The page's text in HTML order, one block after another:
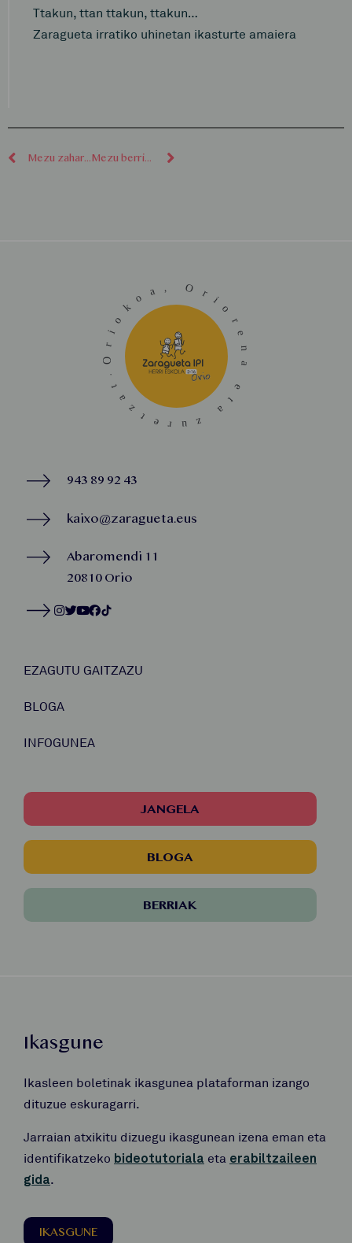
Ttakun, ttan ttakun, ttakun…
Zaragueta irratiko uhinetan ikasturte amaiera
Mezu zaharragoak Mezu berriagoak
943 89 92 43
kaixo@zaragueta.eus
Abaromendi 11
20810 Orio
EZAGUTU GAITZAZU
BLOGA
INFOGUNEA
JANGELA
BLOGA
BERRIAK
Ikasgune
Ikasleen boletinak ikasgunea plataforman izango
dituzue eskuragarri.
Jarraian atxikitu dizuegu ikasgunean izena eman eta
identifikatzeko bideotutoriala eta erabiltzaileen
gida.
IKASGUNE